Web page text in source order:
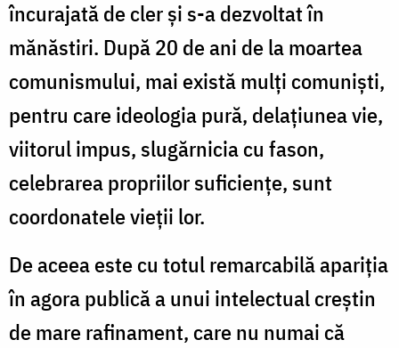
încurajată de cler şi s-a dezvoltat în
mănăstiri. După 20 de ani de la moartea
comunismului, mai există mulţi comunişti,
pentru care ideologia pură, delaţiunea vie,
viitorul impus, slugărnicia cu fason,
celebrarea propriilor suficienţe, sunt
coordonatele vieţii lor.
De aceea este cu totul remarcabilă apariţia
în agora publică a unui intelectual creştin
de mare rafinament, care nu numai că